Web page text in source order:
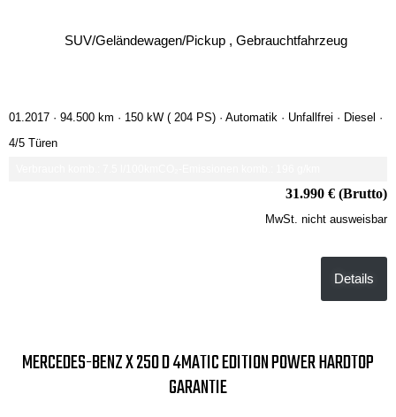
SUV/Geländewagen/Pickup , Gebrauchtfahrzeug
01.2017 · 94.500 km · 150 kW ( 204 PS) · Automatik · Unfallfrei · Diesel ·
4/5 Türen
31.990 € (Brutto)
MwSt. nicht ausweisbar
Details
MERCEDES-BENZ X 250 D 4MATIC EDITION POWER HARDTOP
GARANTIE